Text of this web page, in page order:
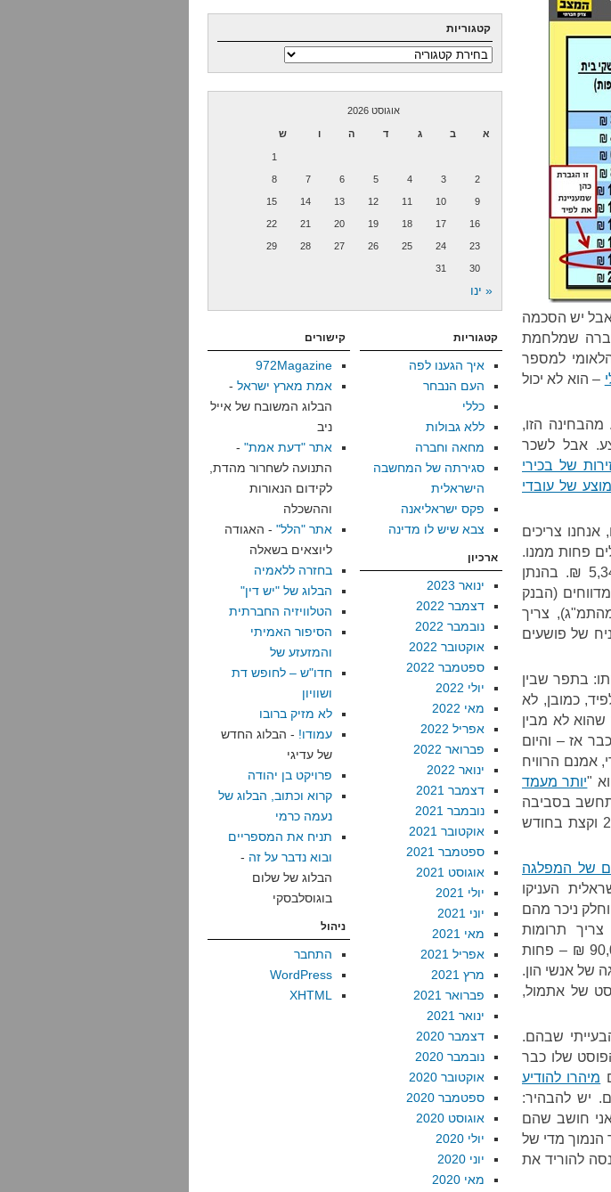
אבל יש הסכמה
שמלחמת
למספר
– הוא לא יכול
נהוג לדבר על ממוצע השכר. הוא עומד על כ-9,022 ₪ ב-2012. מהבחינה הזו,
אבל לשכר
של בכירי
הממוצע של עובדי
צריכים
מהעובדים מקבלים פחות ממנו.
פה התמונה מזעזעת: לפני כשנה, השכר החציוני עמד על כ-5,340 ₪. בהנתן
(הבנק
בהיקף של 21.8% מהתמ"ג), צריך
של פושעים
בתפר שבין
כמובן, לא
לא מבין
אז – והיום
אמנם הרוויח
יותר מעמד
בסביבה
של יאיר לפיד, אין פלא שהוא חושב שמשק בית שמרוויח 20,000 וקצת בחודש
של המפלגה
העניקו
על כך ריבית סבירה. יש 79 מהם, וחלק ניכר מהם
מי צריך תרומות
מהאוכלוסיה הכללית? סך הכל גייסה "יש עתיד" בתרומות כ-90,000 ₪ – פחות
של אנשי הון.
של אתמול,
שבהם.
שלו כבר
מיהרו להודיע
יש להבהיר:
חושב שהם
מדי של
להוריד את
קטגוריות
קטגוריות
אוגוסט 2026
א ב ג ד ה ו ש
1
2
3
4
5
6
7
8
9
10
11
12
13
14
15
16
17
18
19
20
21
22
23
24
25
26
27
28
29
30
31
« ינו
קטגוריות
איך הגענו לפה
העם הנבחר
כללי
ללא גבולות
מחאה וחברה
סגירתה של המחשבה
הישראלית
פקס ישראליאנה
צבא שיש לו מדינה
ארכיון
ינואר 2023
דצמבר 2022
נובמבר 2022
אוקטובר 2022
ספטמבר 2022
יולי 2022
מאי 2022
אפריל 2022
פברואר 2022
ינואר 2022
דצמבר 2021
נובמבר 2021
אוקטובר 2021
ספטמבר 2021
אוגוסט 2021
יולי 2021
יוני 2021
מאי 2021
אפריל 2021
מרץ 2021
פברואר 2021
ינואר 2021
דצמבר 2020
נובמבר 2020
אוקטובר 2020
ספטמבר 2020
אוגוסט 2020
יולי 2020
יוני 2020
מאי 2020
קישורים
972Magazine
אמת מארץ ישראל -
הבלוג המשובח של אייל
ניב
אתר "דעת אמת" -
התנועה לשחרור מהדת,
לקידום הנאורות
וההשכלה
אתר "הלל" - האגודה
ליוצאים בשאלה
בחזרה ללאמיה
הבלוג של "יש דין"
הטלוויזיה החברתית
הסיפור האמיתי
והמזעזע של
חדו"ש – לחופש דת
ושוויון
לא מזיק ברובו
עמודו! - הבלוג החדש
של עדיגי
פרויקט בן יהודה
קרוא וכתוב, הבלוג של
נעמה כרמי
תניח את המספריים
ובוא נדבר על זה -
הבלוג של שלום
בוגוסלבסקי
ניהול
התחבר
WordPress
XHTML